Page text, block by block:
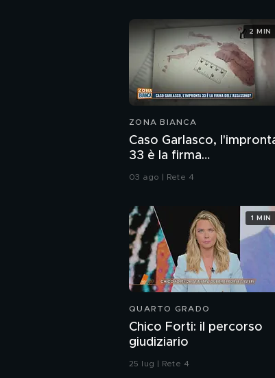
ZONA BIANCA
Caso Garlasco,
33 è la firma
dell'assassino?
03 ago | Rete 4
2 MIN
QUARTO GRADO
Chico Forti: il percorso
giudiziario
25 lug | Rete 4
1 MIN